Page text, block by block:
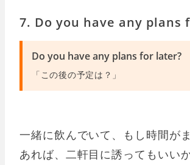
7. Do you have any plans
Do you have any plans for later?
「この後の予定は？」
一緒に飲んでいて、もし時間が
あれば、二軒目に誘ってもいい